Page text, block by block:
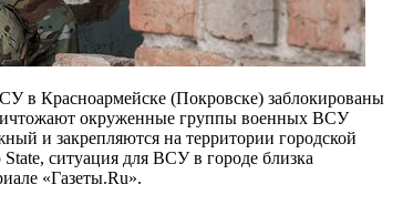
в Красноармейске (Покровске) заблокированы
окруженные группы военных ВСУ
и закрепляются на территории городской
ситуация для ВСУ в городе близка
«Газеты.Ru».